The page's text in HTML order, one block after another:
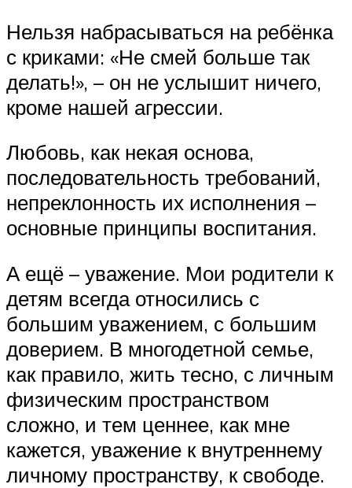
Нельзя набрасываться на ребёнка
с криками: «Не смей больше так
делать!», – он не услышит ничего,
кроме нашей агрессии.
Любовь, как некая основа,
последовательность требований,
непреклонность их исполнения –
основные принципы воспитания.
А ещё – уважение. Мои родители к
детям всегда относились с
большим уважением, с большим
доверием. В многодетной семье,
как правило, жить тесно, с личным
физическим пространством
сложно, и тем ценнее, как мне
кажется, уважение к внутреннему
личному пространству, к свободе.